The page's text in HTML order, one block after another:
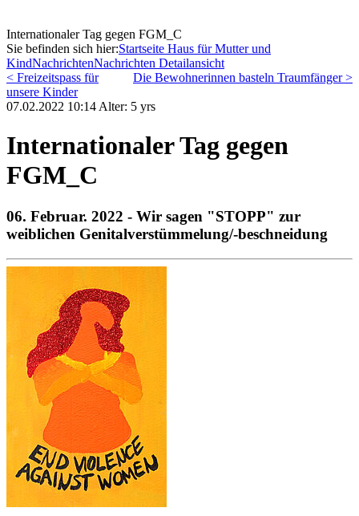
Internationaler Tag gegen FGM_C
Sie befinden sich hier:Startseite Haus für Mutter und
KindNachrichtenNachrichten Detailansicht
Die Bewohnerinnen basteln Traumfänger >
< Freizeitspass für
unsere Kinder
07.02.2022 10:14 Alter: 5 yrs
Internationaler Tag gegen
FGM_C
06. Februar. 2022 - Wir sagen "STOPP" zur
weiblichen Genitalverstümmelung/-beschneidung